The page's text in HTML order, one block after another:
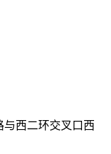
与西二环交叉口西